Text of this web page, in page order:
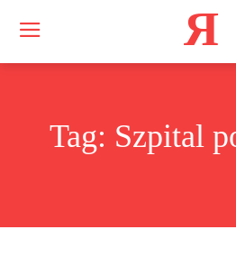
Я
Tag: Szpital